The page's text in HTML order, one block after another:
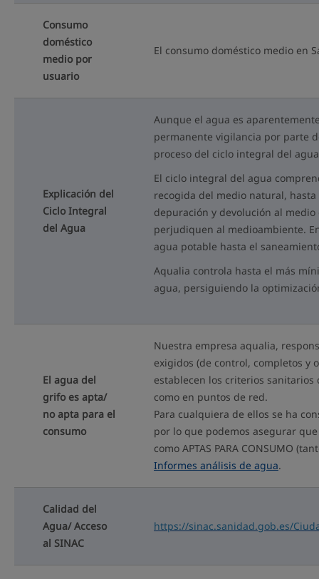
Consumo
doméstico
medio por
usuario
El consumo doméstico medio en
Explicación del
Ciclo Integral
del Agua
Aunque el agua es
permanente vigilancia por parte
proceso del ciclo integral del
El ciclo integral del agua
recogida del medio natural,
depuración y devolución al
perjudiquen al medioambiente.
agua potable hasta el
Aqualia controla hasta el más
agua, persiguiendo la
El agua del
grifo es apta/
no apta para el
consumo
Nuestra empresa aqualia,
exigidos (de control, completos y
establecen los criterios
como en puntos de red.
Para cualquiera de ellos se ha
por lo que podemos asegurar
como APTAS PARA CONSUMO
Informes análisis de agua.
Calidad del
Agua/ Acceso
al SINAC
https://sinac.sanidad.gob.es/